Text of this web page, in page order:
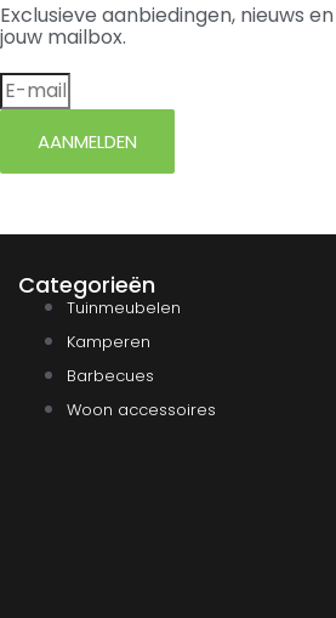
Exclusieve aanbiedingen, nieuws
jouw mailbox.
AANMELDEN
Categorieën
Tuinmeubelen
Kamperen
Barbecues
Woon accessoires